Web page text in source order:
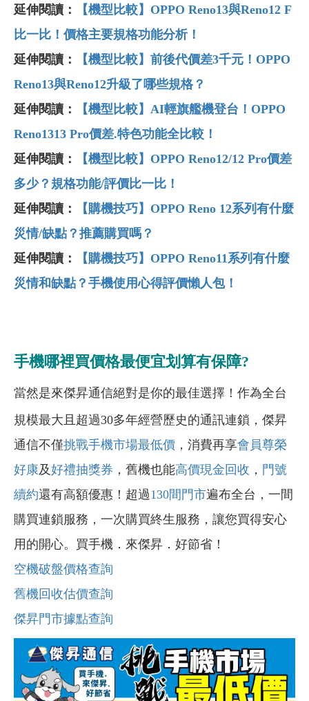
延伸閱讀：
【機型比較】OPPO Reno13與Reno12 F
比一比！價格主要規格功能分析！
延伸閱讀：
【機型比較】前後代價差3千元！OPPO
Reno13與Reno12升級了哪些規格？
延伸閱讀：
【機型比較】AI輕旗艦機登台！OPPO
Reno1313 Pro價差.特色功能全比較！
延伸閱讀：
【機型比較】OPPO Reno12/12 Pro價差
多少？規格功能/評價比一比！
延伸閱讀：
【購機技巧】OPPO Reno 12系列有什麼
災情/缺點？推薦購買嗎？
延伸閱讀：
【購機技巧】OPPO Reno11 系列有什麼
災情和缺點？手機使用心得評價懶人包！
手機哪裡買價格最便宜划算有保障?
當然是來傑昇通信絕對是你的最佳選擇！作為全台
規模最大且超過30多年經營歷史的通訊連鎖，傑昇
通信不僅挑戰手機市場最低價 ，消費再享會員尊榮
好康及好禮抽獎券 ，舊機也能高價現金回收 ， 門號
續約還有高額優惠！超過130間門市遍布全台，一間
購買連鎖服務，一次購買終生服務，讓您買得安心
用的開心。買手機．來傑昇．好節省！
空機破盤價格查詢
舊機回收估價查詢
傑昇門市據點查詢